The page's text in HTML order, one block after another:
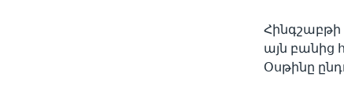
Հինգշաբթի
այն բանից
Օսթինը